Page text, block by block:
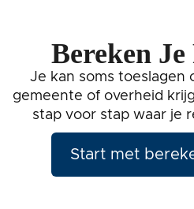
Bereken Je
Je kan soms toeslagen
gemeente of overheid
stap voor stap waar je
Start met